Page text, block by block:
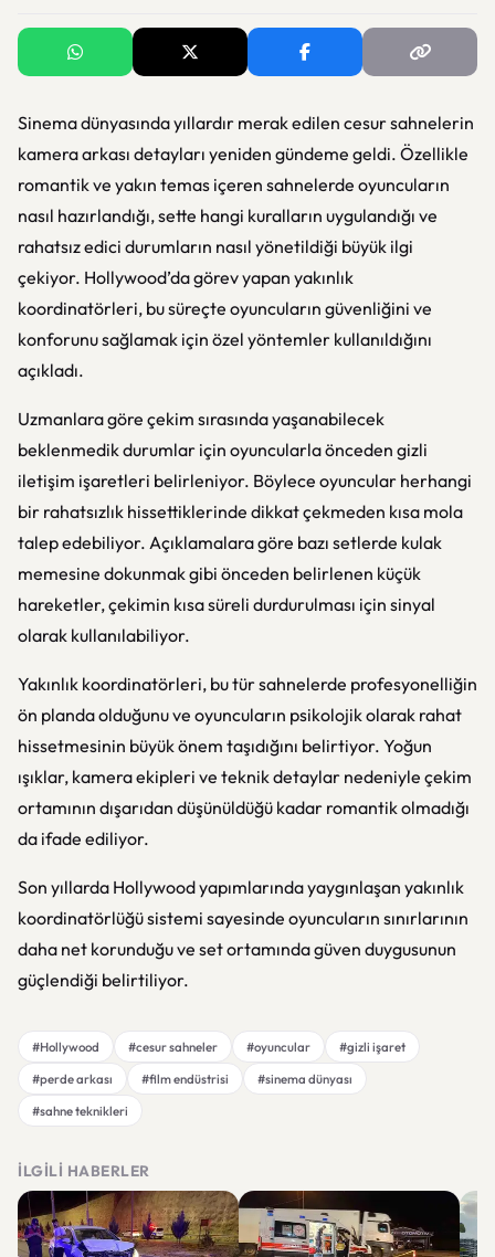
Sinema dünyasında yıllardır merak edilen cesur sahnelerin
kamera arkası detayları yeniden gündeme geldi. Özellikle
romantik ve yakın temas içeren sahnelerde oyuncuların
nasıl hazırlandığı, sette hangi kuralların uygulandığı ve
rahatsız edici durumların nasıl yönetildiği büyük ilgi
çekiyor. Hollywood’da görev yapan yakınlık
koordinatörleri, bu süreçte oyuncuların güvenliğini ve
konforunu sağlamak için özel yöntemler kullanıldığını
açıkladı.
Uzmanlara göre çekim sırasında yaşanabilecek
beklenmedik durumlar için oyuncularla önceden gizli
iletişim işaretleri belirleniyor. Böylece oyuncular herhangi
bir rahatsızlık hissettiklerinde dikkat çekmeden kısa mola
talep edebiliyor. Açıklamalara göre bazı setlerde kulak
memesine dokunmak gibi önceden belirlenen küçük
hareketler, çekimin kısa süreli durdurulması için sinyal
olarak kullanılabiliyor.
Yakınlık koordinatörleri, bu tür sahnelerde profesyonelliğin
ön planda olduğunu ve oyuncuların psikolojik olarak rahat
hissetmesinin büyük önem taşıdığını belirtiyor. Yoğun
ışıklar, kamera ekipleri ve teknik detaylar nedeniyle çekim
ortamının dışarıdan düşünüldüğü kadar romantik olmadığı
da ifade ediliyor.
Son yıllarda Hollywood yapımlarında yaygınlaşan yakınlık
koordinatörlüğü sistemi sayesinde oyuncuların sınırlarının
daha net korunduğu ve set ortamında güven duygusunun
güçlendiği belirtiliyor.
#Hollywood #cesur sahneler #oyuncular
#gizli işaret
#perde arkası
#film endüstrisi
#sinema dünyası
#sahne teknikleri
İLGILI HABERLER